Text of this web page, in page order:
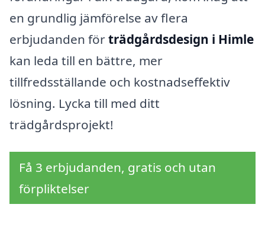
en grundlig jämförelse av flera
erbjudanden förträdgårdsdesign i Himle
kan leda till en bättre, mer
tillfredsställande och kostnadseffektiv
lösning. Lycka till med ditt
trädgårdsprojekt!
Få 3 erbjudanden, gratis och utan
förpliktelser